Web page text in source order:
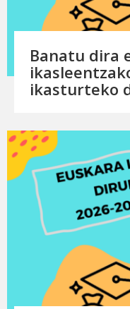
Banatu dira
ikasturteko